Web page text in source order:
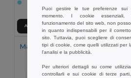
Aggiungi al carrello
Made in PT
Puoi gestire le tue preferenze sui
momento. I cookie
funzionamento del sito web, non
in quanto indispensabili per il
sito. Tuttavia, puoi scegliere di
tipi di cookie, come quelli utilizzati per
l'analisi e la pubblicità.
Per ulteriori dettagli su come
controllarli e sui cookie di terze